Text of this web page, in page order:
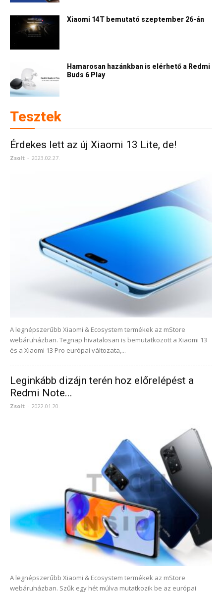
Xiaomi 14T bemutató szeptember 26-án
Hamarosan hazánkban is elérhető a Redmi
Buds 6 Play
Tesztek
Érdekes lett az új Xiaomi 13 Lite, de!
Zsolt - 2023.02.27.
A legnépszerűbb Xiaomi & Ecosystem termékek az mStore
webáruházban. Tegnap hivatalosan is bemutatkozott a Xiaomi 13
és a Xiaomi 13 Pro európai változata,...
Leginkább dizájn terén hoz előrelépést a
Redmi Note...
Zsolt - 2022.01.20.
A legnépszerűbb Xiaomi & Ecosystem termékek az mStore
webáruházban. Szűk egy hét múlva mutatkozik be az európai